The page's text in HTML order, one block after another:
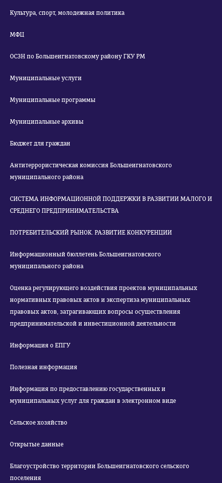
Культура, спорт, молодежная политика
МФЦ
ОСЗН по Большеигнатовскому району ГКУ РМ
Муниципальные услуги
Муниципальные программы
Муниципальные архивы
Бюджет для граждан
Антитеррористическая комиссия Большеигнатовского
муниципального района
СИСТЕМА ИНФОРМАЦИОННОЙ ПОДДЕРЖКИ В РАЗВИТИИ МАЛОГО И
СРЕДНЕГО ПРЕДПРИНИМАТЕЛЬСТВА
ПОТРЕБИТЕЛЬСКИЙ РЫНОК. РАЗВИТИЕ КОНКУРЕНЦИИ
Информационный бюллетень Большеигнатовского
муниципального района
Оценка регулирующего воздействия проектов муниципальных
нормативных правовых актов и экспертиза муниципальных
правовых актов, затрагивающих вопросы осуществления
предпринимательской и инвестиционной деятельности
Информация о ЕПГУ
Полезная информация
Информация по предоставлению государственных и
муниципальных услуг для граждан в электронном виде
Сельское хозяйство
Открытые данные
Благоустройство территории Большеигнатовского сельского
поселения